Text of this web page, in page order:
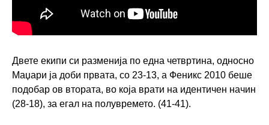
Двете екипи си разменија по една четвртина, односно
Маџари ја доби првата, со 23-13, a Феникс 2010 беше
подобар ов втората, во која врати на идентичен начин
(28-18), за егал на полувремето. (41-41).